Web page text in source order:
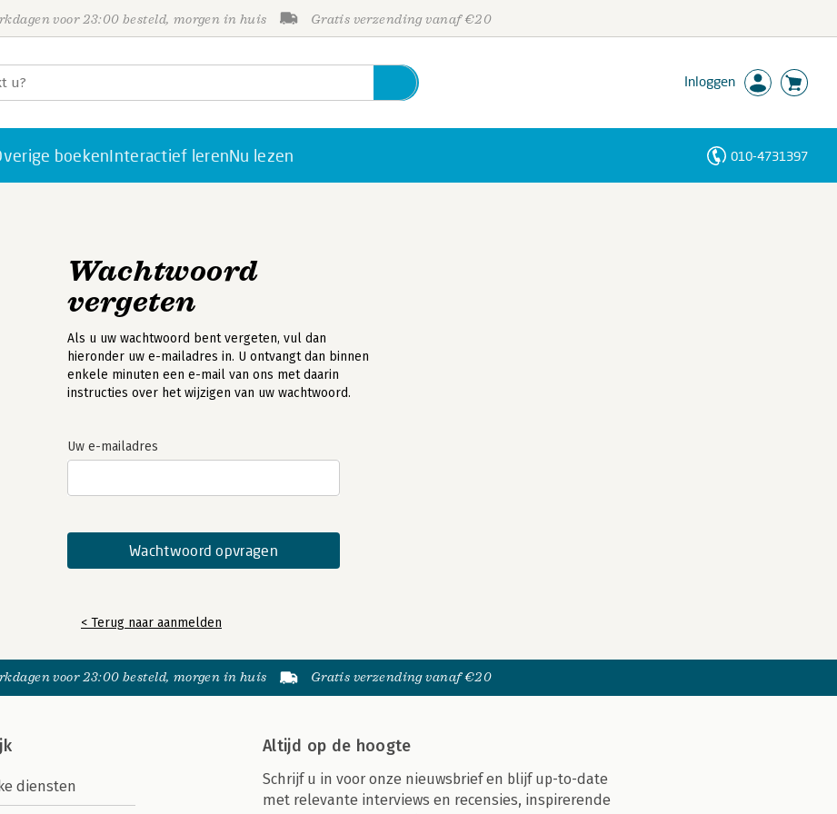
voor 23:00 besteld, morgen in huis Gratis verzending vanaf €20
Inloggen
boekenInteractief lerenNu lezen 010-4731397
Wachtwoord
vergeten
Als u uw wachtwoord bent vergeten, vul dan
hieronder uw e-mailadres in. U ontvangt dan binnen
enkele minuten een e-mail van ons met daarin
instructies over het wijzigen van uw wachtwoord.
Uw e-mailadres
< Terug naar aanmelden
voor 23:00 besteld, morgen in huis Gratis verzending vanaf €20
diensten
Altijd op de hoogte
Schrijf u in voor onze nieuwsbrief en blijf up-to-date
met relevante interviews en recensies, inspirerende
Personen